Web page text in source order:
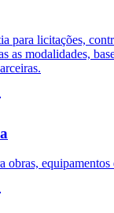
para licitações,
as modalidades,
obras,